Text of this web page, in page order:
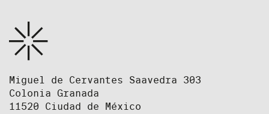
Miguel de Cervantes Saavedra 303
Colonia Granada
11520 Ciudad de México